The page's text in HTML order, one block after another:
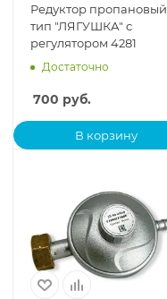
Редуктор пропановый,
тип "ЛЯГУШКА" с
регулятором 4281
Достаточно
700 руб.
В корзину